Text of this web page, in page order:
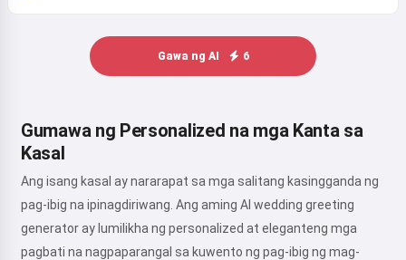
Gawa ng AI 6
Gumawa ng Personalized na mga Kanta sa
Kasal
Ang isang kasal ay nararapat sa mga salitang kasingganda ng
pag-ibig na ipinagdiriwang. Ang aming AI wedding greeting
generator ay lumilikha ng personalized at eleganteng mga
pagbati na nagpaparangal sa kuwento ng pag-ibig ng mag-